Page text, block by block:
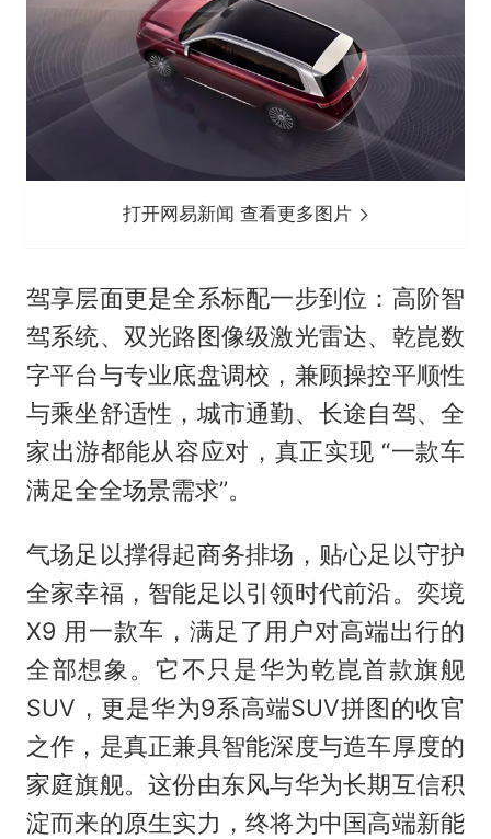
打开网易新闻 查看更多图片
驾享层面更是全系标配一步到位：高阶智
驾系统、双光路图像级激光雷达、乾崑数
字平台与专业底盘调校，兼顾操控平顺性
与乘坐舒适性，城市通勤、长途自驾、全
家出游都能从容应对，真正实现 “一款车
满足全全场景需求”。
气场足以撑得起商务排场，贴心足以守护
全家幸福，智能足以引领时代前沿。奕境
X9 用一款车，满足了用户对高端出行的
全部想象。它不只是华为乾崑首款旗舰
SUV，更是华为9系高端SUV拼图的收官
之作，是真正兼具智能深度与造车厚度的
家庭旗舰。这份由东风与华为长期互信积
淀而来的原生实力，终将为中国高端新能